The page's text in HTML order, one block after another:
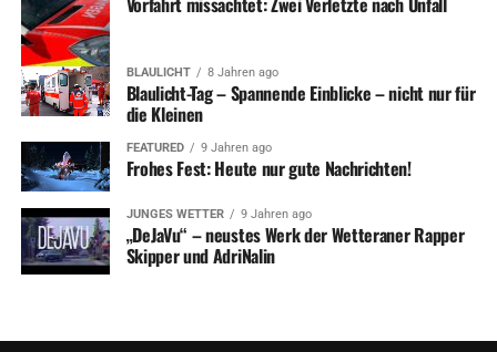
BLAULICHT 8 Jahren ago
Blaulicht-Tag – Spannende Einblicke – nicht nur für
die Kleinen
FEATURED 9 Jahren ago
Frohes Fest: Heute nur gute Nachrichten!
JUNGES WETTER 9 Jahren ago
„DeJaVu“ – neustes Werk der Wetteraner Rapper
Skipper und AdriNalin